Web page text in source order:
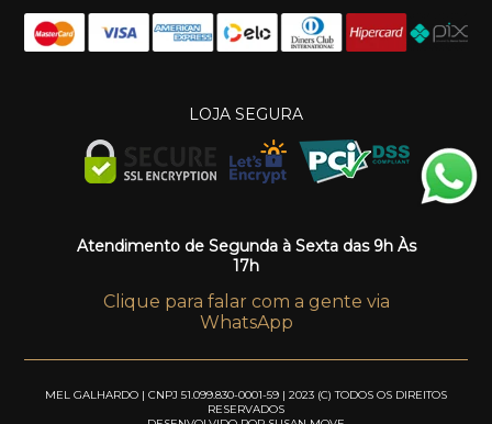
LOJA SEGURA
Atendimento de Segunda à Sexta das 9h Às
17h
Clique para falar com a gente via
WhatsApp
MEL GALHARDO | CNPJ 51.099.830-0001-59 | 2023 (C) TODOS OS DIREITOS
RESERVADOS